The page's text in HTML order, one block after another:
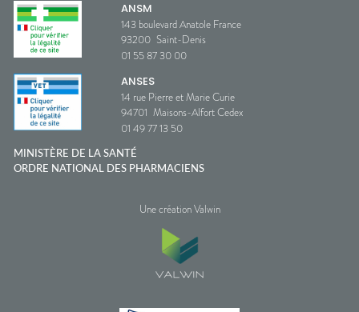
ANSM
143 boulevard Anatole France
93200 Saint-Denis
01 55 87 30 00
ANSES
14 rue Pierre et Marie Curie
94701 Maisons-Alfort Cedex
01 49 77 13 50
MINISTÈRE DE LA SANTÉ
ORDRE NATIONAL DES PHARMACIENS
Une création Valwin